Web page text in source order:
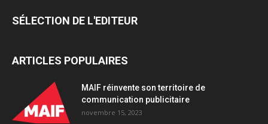
SÉLECTION DE L'EDITEUR
ARTICLES POPULAIRES
MAIF réinvente son territoire de
communication publicitaire
novembre 15, 2023